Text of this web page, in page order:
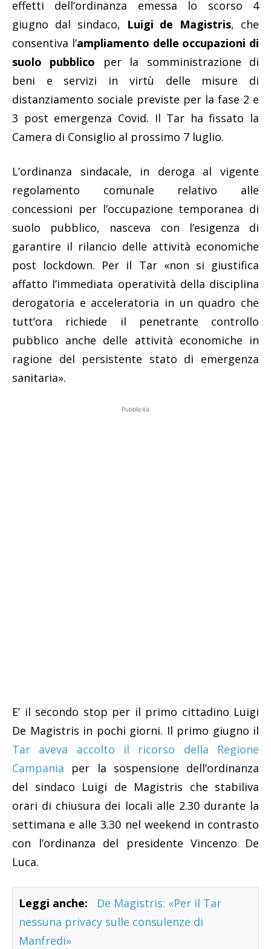
effetti dell’ordinanza emessa lo scorso 4
giugno dal sindaco, Luigi de Magistris, che
consentiva l’ampliamento delle occupazioni di
suolo pubblico per la somministrazione di
beni e servizi in virtù delle misure di
distanziamento sociale previste per la fase 2 e
3 post emergenza Covid. Il Tar ha fissato la
Camera di Consiglio al prossimo 7 luglio.
L’ordinanza sindacale, in deroga al vigente
regolamento comunale relativo alle
concessioni per l’occupazione temporanea di
suolo pubblico, nasceva con l’esigenza di
garantire il rilancio delle attività economiche
post lockdown. Per il Tar «non si giustifica
affatto l’immediata operatività della disciplina
derogatoria e acceleratoria in un quadro che
tutt’ora richiede il penetrante controllo
pubblico anche delle attività economiche in
ragione del persistente stato di emergenza
sanitaria».
Pubblicità
E’ il secondo stop per il primo cittadino Luigi
De Magistris in pochi giorni. Il primo giugno il
Tar aveva accolto il ricorso della Regione
Campania per la sospensione dell’ordinanza
del sindaco Luigi de Magistris che stabiliva
orari di chiusura dei locali alle 2.30 durante la
settimana e alle 3.30 nel weekend in contrasto
con l’ordinanza del presidente Vincenzo De
Luca.
Leggi anche:
De Magistris: «Per il Tar
nessuna privacy sulle consulenze di
Manfredi»